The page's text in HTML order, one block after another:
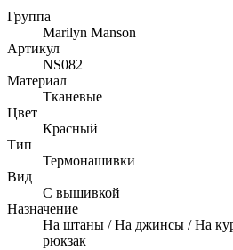
Группа
Marilyn Manson
Артикул
NS082
Материал
Тканевые
Цвет
Красный
Тип
Термонашивки
Вид
С вышивкой
Назначение
На штаны / На джинсы / На
рюкзак